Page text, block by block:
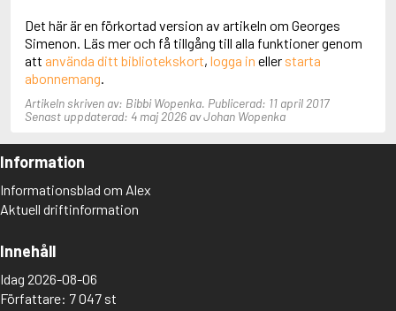
Det här är en förkortad version av artikeln om Georges
Simenon. Läs mer och få tillgång till alla funktioner genom
att använda ditt bibliotekskort, logga in eller starta
abonnemang
Artikeln skriven av: Bibbi Wopenka. Publicerad: 11 april 2017
Senast uppdaterad: 4 maj 2026 av Johan Wopenka
Information
Informationsblad om Alex
Aktuell driftinformation
Innehåll
Idag 2026-08-06
Författare: 7 047 st